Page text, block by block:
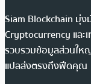
Siam Blockchain มุ่ง
Cryptocurrency และ
รวบรวมข้อมูลส่วนใหญ่
แปลส่งตรงถึงฟีดคุณ